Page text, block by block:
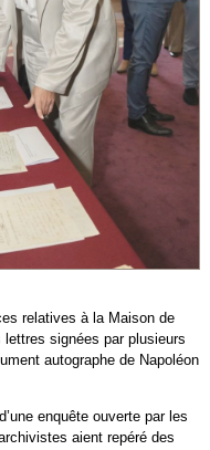
relatives à la Maison de
lettres signées par plusieurs
autographe de Napoléon
enquête ouverte par les
aient repéré des